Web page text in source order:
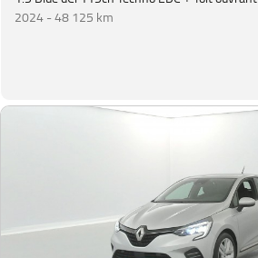
2024 -48 125 km